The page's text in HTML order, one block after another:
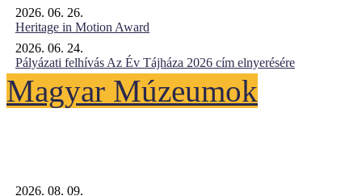
2026. 06. 26.
Heritage in Motion Award
2026. 06. 24.
Pályázati felhívás Az Év Tájháza 2026 cím elnyerésére
Magyar Múzeumok
2026. 08. 09.